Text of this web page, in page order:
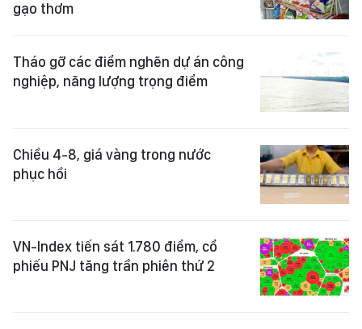
gạo thơm
Tháo gỡ các điểm nghẽn dự án công
nghiệp, năng lượng trọng điểm
Chiều 4-8, giá vàng trong nước
phục hồi
VN-Index tiến sát 1.780 điểm, cổ
phiếu PNJ tăng trần phiên thứ 2